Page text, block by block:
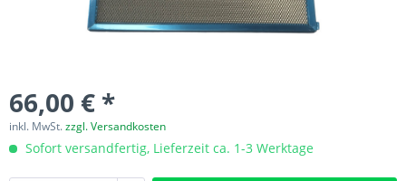
66,00 € *
inkl. MwSt.zzgl. Versandkosten
Sofort versandfertig, Lieferzeit ca. 1-3 Werktage